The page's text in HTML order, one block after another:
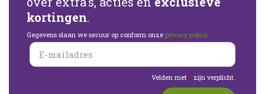
kortingen.
Gegevens slaan we secuur op conform onze privacy policy.
Velden met * zijn verplicht.